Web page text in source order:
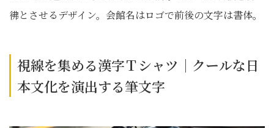
彿とさせるデザイン。会館名はロゴで前後の文字は書体。
視線を集める漢字Ｔシャツ｜クールな日
本文化を演出する筆文字